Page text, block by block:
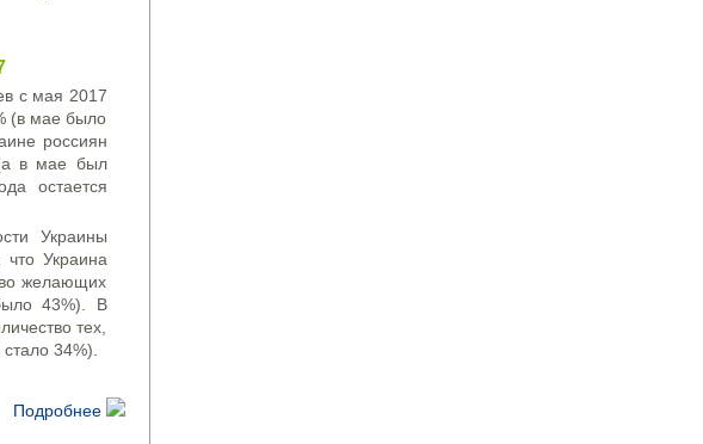
с мая 2017
(в мае было
россиян
в мае был
остается
Украины
что Украина
желающих
43%). В
тех,
34%).
Подробнее